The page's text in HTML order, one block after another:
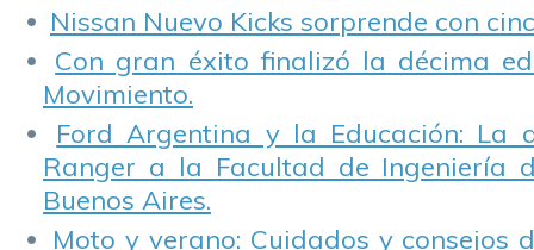
Nissan Nuevo Kicks sorprende con
Con gran éxito finalizó la décima
Movimiento.
Ford Argentina y la Educación: La
Ranger a la Facultad de Ingeniería
Buenos Aires.
Moto y verano: Cuidados y consejos